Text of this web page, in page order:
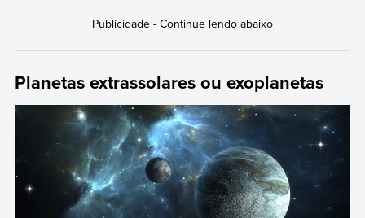
Planetas extrassolares ou exoplanetas